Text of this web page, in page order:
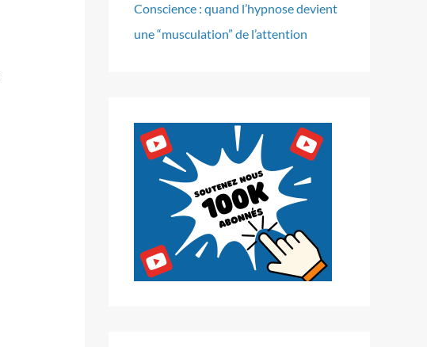
Conscience : quand l’hypnose devient
une “musculation” de l’attention